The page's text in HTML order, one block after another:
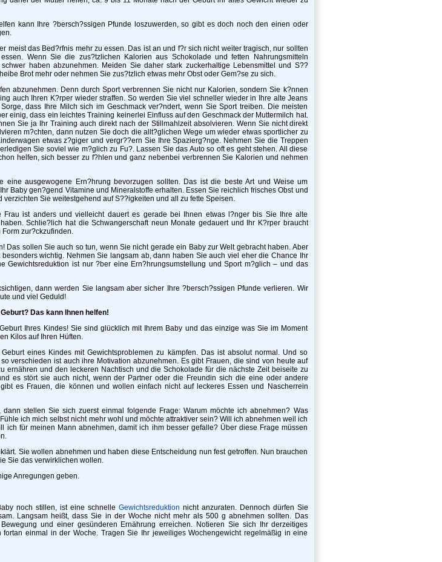
kann Ihre ?bersch?ssigen Pfunde loszuwerden, so gibt es doch noch den einen oder
meist das Bed?rfnis mehr zu essen. Das ist an und f?r sich nicht weiter tragisch, nur sollten
Wenn Sie die zus?tzlichen Kalorien aus Schokolade und fetten Nahrungsmitteln
haben abzunehmen. Meiden Sie daher stark zuckerhaltige Lebensmittel und S??
Brot mehr oder nehmen Sie zus?tzlich etwas mehr Obst oder Gem?se zu sich.
abzunehmen. Denn durch Sport verbrennen Sie nicht nur Kalorien, sondern Sie k?nnen
auch Ihren K?rper wieder straffen. So werden Sie viel schneller wieder in Ihre alte Jeans
dass Ihre Milch sich im Geschmack ver?ndert, wenn Sie Sport treiben. Die meisten
einig, dass ein leichtes Training keinerlei Einfluss auf den Geschmack der Muttermilch hat.
Sie ja Ihr Training auch direkt nach der Stillmahlzeit absolvieren. Wenn Sie nicht direkt
m?chten, dann nutzen Sie doch die allt?glichen Wege um wieder etwas sportlicher zu
etwas z?giger und vergr??ern Sie Ihre Spazierg?nge. Nehmen Sie die Treppen
Sie soviel wie m?glich zu Fu?. Lassen Sie das Auto so oft es geht stehen. All diese
helfen, sich besser zu f?hlen und ganz nebenbei verbrennen Sie Kalorien und nehmen
eine ausgewogene Ern?hrung bevorzugen sollten. Das ist die beste Art und Weise um
Baby gen?gend Vitamine und Mineralstoffe erhalten. Essen Sie reichlich frisches Obst und
verzichten Sie weitestgehend auf S??igkeiten und all zu fette Speisen.
Frau ist anders und vielleicht dauert es gerade bei Ihnen etwas l?nger bis Sie Ihre alte
Schlie?lich hat die Schwangerschaft neun Monate gedauert und Ihr K?rper braucht
zur?ckzufinden.
Das sollen Sie auch so tun, wenn Sie nicht gerade ein Baby zur Welt gebracht haben. Aber
wichtig. Nehmen Sie langsam ab, dann haben Sie auch viel eher die Chance Ihr
Gewichtsreduktion ist nur ?ber eine Ern?hrungsumstellung und Sport m?glich – und das
dann werden Sie langsam aber sicher Ihre ?bersch?ssigen Pfunde verlieren. Wir
und viel Geduld!
Das kann Ihnen helfen!
Ihres Kindes! Sie sind glücklich mit Ihrem Baby und das einzige was Sie im Moment
Kilos auf Ihren Hüften.
eines Kindes mit Gewichtsproblemen zu kämpfen. Das ist absolut normal. Und so
verschieden ist auch ihre Motivation abzunehmen. Es gibt Frauen, die sind von heute auf
ernähren und den leckeren Nachtisch und die Schokolade für die nächste Zeit beiseite zu
es stört sie auch nicht, wenn der Partner oder die Freundin sich die eine oder andere
es Frauen, die können und wollen einfach nicht auf leckeres Essen und Nascherrein
dann stellen Sie sich zuerst einmal folgende Frage: Warum möchte ich abnehmen? Was
ich mich selbst nicht mehr wohl und möchte attraktiver sein? Will ich abnehmen weil ich
ich für meinen Mann abnehmen, damit ich ihm besser gefalle? Über diese Frage müssen
Sie wollen abnehmen und haben diese Entscheidung nun fest getroffen. Nun brauchen
Sie das verwirklichen wollen.
Anregungen geben.
noch stillen, ist eine schnelle Gewichtsreduktion nicht anzuraten. Dennoch dürfen Sie
Langsam heißt, dass Sie in der Woche nicht mehr als 500 g abnehmen sollten. Das
und einer gesünderen Ernährung erreichen. Notieren Sie sich Ihr derzeitiges
einmal in der Woche. Tragen Sie Ihr jeweiliges Wochengewicht regelmäßig in eine